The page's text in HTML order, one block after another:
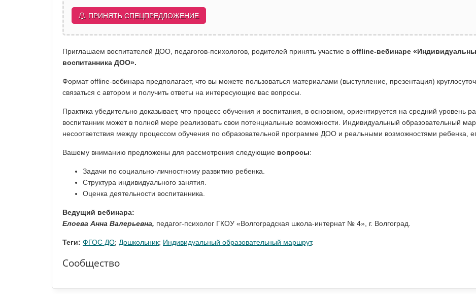
ПРИНЯТЬ СПЕЦПРЕДЛОЖЕНИЕ
Приглашаем воспитателей ДОО, педагогов-психологов, родителей принять участие в offline-вебинаре
воспитанника ДОО».
Формат offline-вебинара предполагает, что вы можете пользоваться материалами (выступление, презентация)
связаться с автором и получить ответы на интересующие вас вопросы.
Практика убедительно доказывает, что процесс обучения и воспитания, в основном, ориентируется на средний уровень
воспитанник может в полной мере реализовать свои потенциальные возможности. Индивидуальный образовательный
несоответствия между процессом обучения по образовательной программе ДОО и реальными возможностями ребенка,
Вашему вниманию предложены для рассмотрения следующие вопросы:
Задачи по социально-личностному развитию ребенка.
Структура индивидуального занятия.
Оценка деятельности воспитанника.
Ведущий вебинара:
Елоева Анна Валерьевна, педагог-психолог ГКОУ «Волгоградская школа-интернат № 4», г. Волгоград.
Теги: ФГОС ДО; Дошкольник; Индивидуальный образовательный маршрут.
Сообщество